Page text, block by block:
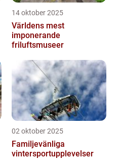
14 oktober 2025
Världens mest
imponerande
friluftsmuseer
02 oktober 2025
Familjevänliga
vintersportupplevelser